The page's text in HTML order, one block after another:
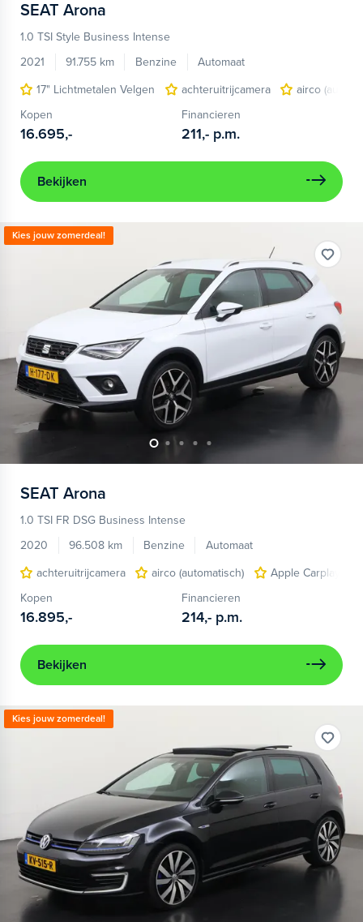
SEAT Arona
1.0 TSI Style Business Intense
2021
91.755 km Benzine
Automaat
17" Lichtmetalen Velgen
achteruitrijcamera
airco
Kopen
16.695,-
Financieren
211,- p.m.
Bekijken
Kies jouw zomerdeal!
SEAT Arona
1.0 TSI FR DSG Business Intense
2020
96.508 km Benzine
Automaat
achteruitrijcamera
airco (automatisch)
Apple Carplay/
Kopen
16.895,-
Financieren
214,- p.m.
Bekijken
Kies jouw zomerdeal!